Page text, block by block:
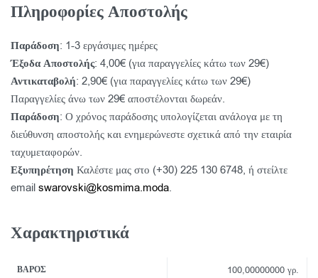
Πληροφορίες Αποστολής
Παράδοση: 1-3 εργάσιμες ημέρες
Έξοδα Αποστολής: 4,00€ (για παραγγελίες κάτω των 29€)
Αντικαταβολή: 2,90€ (για παραγγελίες κάτω των 29€)
Παραγγελίες άνω των 29€ αποστέλονται δωρεάν.
Παράδοση: Ο χρόνος παράδοσης υπολογίζεται ανάλογα με τη
διεύθυνση αποστολής και ενημερώνεστε σχετικά από την εταιρία
ταχυμεταφορών.
Εξυπηρέτηση Καλέστε μας στο (+30) 225 130 6748, ή στείλτε
email swarovski@kosmima.moda.
Χαρακτηριστικά
ΒΆΡΟΣ 100,00000000 γρ.